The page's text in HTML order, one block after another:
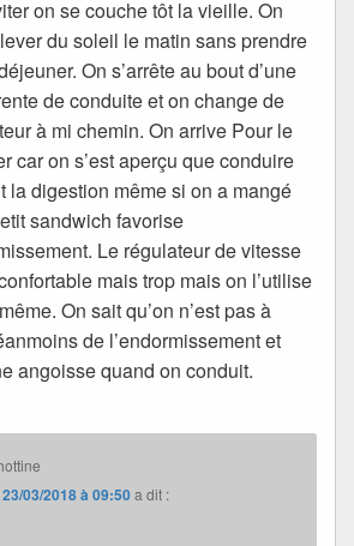
on se couche tôt la vieille. On
du soleil le matin sans prendre
On s’arrête au bout d’une
de conduite et on change de
à mi chemin. On arrive Pour le
car on s’est aperçu que conduire
la digestion même si on a mangé
sandwich favorise
Le régulateur de vitesse
mais trop mais on l’utilise
On sait qu’on n’est pas à
de l’endormissement et
angoisse quand on conduit.
23/03/2018 à 09:50a dit :